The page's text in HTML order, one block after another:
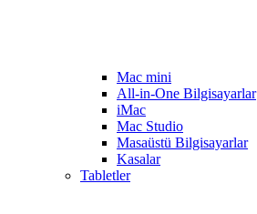
Mac mini
All-in-One Bilgisayarlar
iMac
Mac Studio
Masaüstü Bilgisayarlar
Kasalar
Tabletler